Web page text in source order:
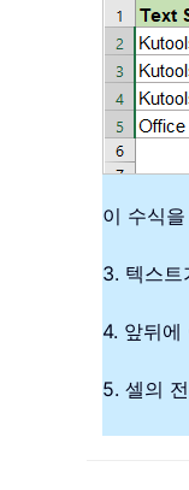
이 수식
3. 텍스
4. 앞뒤에
5. 셀의